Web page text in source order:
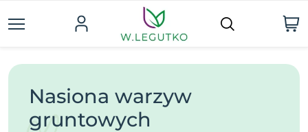
Nasiona warzyw
gruntowych